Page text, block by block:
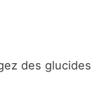
des glucides